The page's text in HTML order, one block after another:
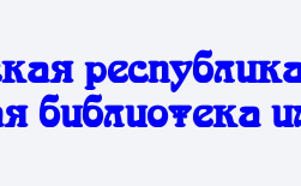
библиотека